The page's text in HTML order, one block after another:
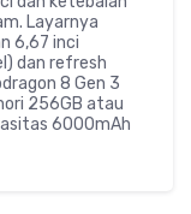
Layarnya
6,67 inci
dan refresh
8 Gen 3
256GB atau
6000mAh